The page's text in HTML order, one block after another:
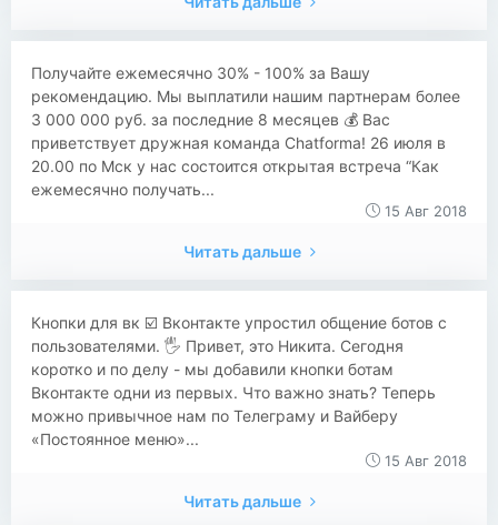
Получайте ежемесячно 30% - 100% за Вашу
рекомендацию. Мы выплатили нашим партнерам более
3 000 000 руб. за последние 8 месяцев 💰 Вас
приветствует дружная команда Chatforma! 26 июля в
20.00 по Мск у нас состоится открытая встреча “Как
ежемесячно получать...
15 Авг 2018
Читать дальше
Кнопки для вк ☑️ Вконтакте упростил общение ботов с
пользователями. 🖐 Привет, это Никита. Сегодня
коротко и по делу - мы добавили кнопки ботам
Вконтакте одни из первых. Что важно знать? Теперь
можно привычное нам по Телеграму и Вайберу
«Постоянное меню»...
15 Авг 2018
Читать дальше